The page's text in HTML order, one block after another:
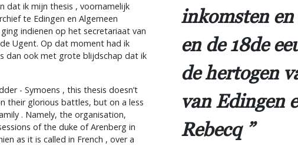
dat ik mijn thesis , voornamelijk
te Edingen en Algemeen
indienen op het secretariaat van
Ugent. Op dat moment had ik
dan ook met grote blijdschap dat ik
- Symoens , this thesis doesn’t
their glorious battles, but on a less
. Namely, the organisation,
of the duke of Arenberg in
as it is called in French , over a
inkomsten en
en de 18de
de hertogen
van Edingen
Rebecq